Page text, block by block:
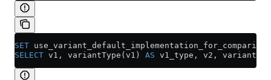
SET
SELECT v1, variantType(v1) AS v1_type, v2,